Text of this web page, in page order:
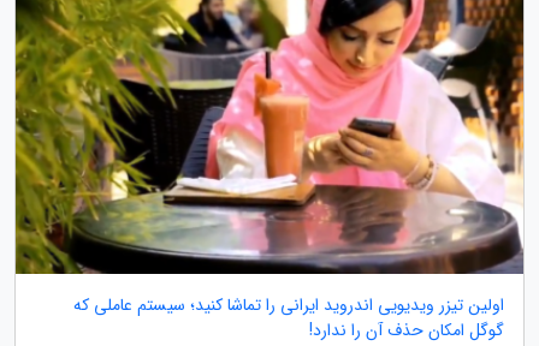
اولین تیزر ویدیویی اندروید ایرانی را تماشا کنید؛ سیستم عاملی که
گوگل امکان حذف آن را ندارد!